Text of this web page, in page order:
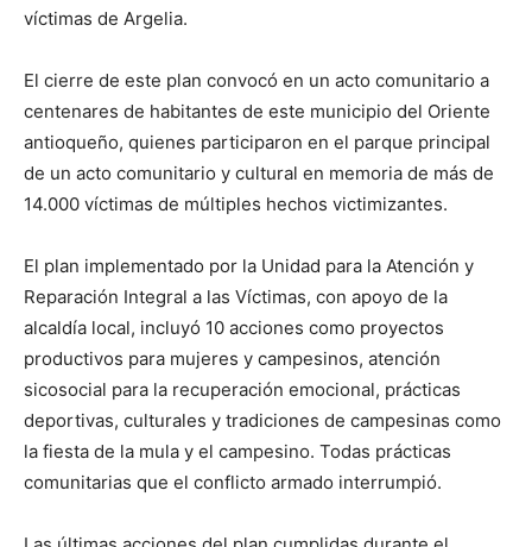
víctimas de Argelia.
El cierre de este plan convocó en un acto comunitario a
centenares de habitantes de este municipio del Oriente
antioqueño, quienes participaron en el parque principal
de un acto comunitario y cultural en memoria de más de
14.000 víctimas de múltiples hechos victimizantes.
El plan implementado por la Unidad para la Atención y
Reparación Integral a las Víctimas, con apoyo de la
alcaldía local, incluyó 10 acciones como proyectos
productivos para mujeres y campesinos, atención
sicosocial para la recuperación emocional, prácticas
deportivas, culturales y tradiciones de campesinas como
la fiesta de la mula y el campesino. Todas prácticas
comunitarias que el conflicto armado interrumpió.